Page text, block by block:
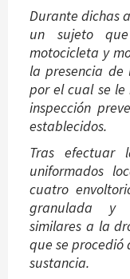
Durante dichas
un sujeto
motocicleta y
la presencia de
por el cual se
inspección
establecidos.
Tras efectuar
uniformados
cuatro
granulada y
similares a la
que se
sustancia.